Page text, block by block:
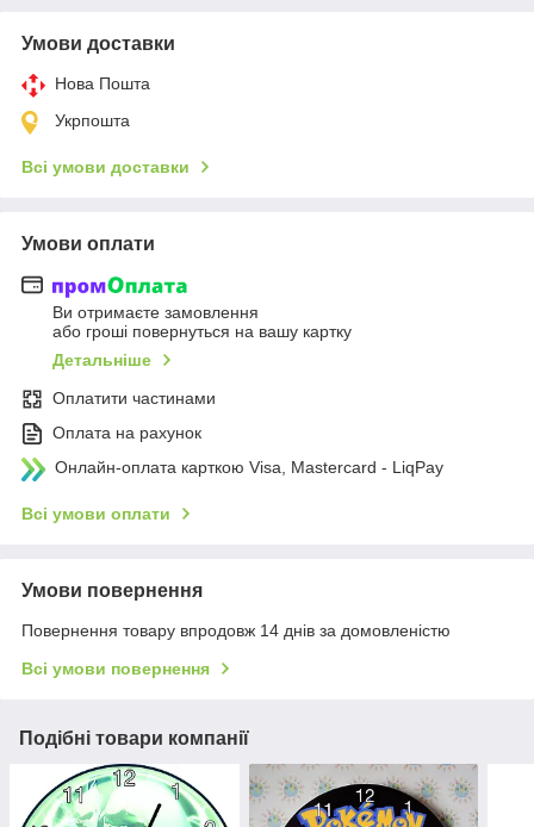
Умови доставки
Нова Пошта
Укрпошта
Всі умови доставки
Умови оплати
Ви отримаєте замовлення
або гроші повернуться на вашу картку
Детальніше
Оплатити частинами
Оплата на рахунок
Онлайн-оплата карткою Visa, Mastercard - LiqPay
Всі умови оплати
Умови повернення
Повернення товару впродовж 14 днів за домовленістю
Всі умови повернення
Подібні товари компанії